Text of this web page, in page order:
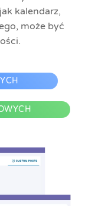
kalendarz,
może być